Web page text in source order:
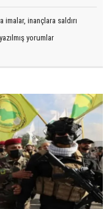
inançlara saldırı
yorumlar